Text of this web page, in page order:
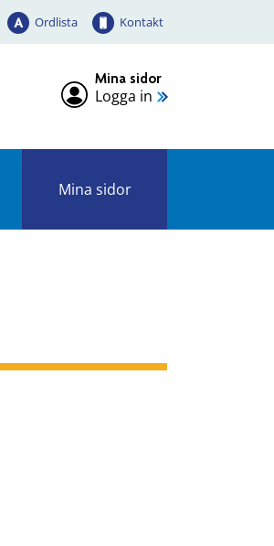
Ordlista Kontakt
Mina sidor
Logga in
Mina sidor